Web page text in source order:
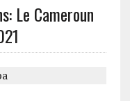
Le Cameroun